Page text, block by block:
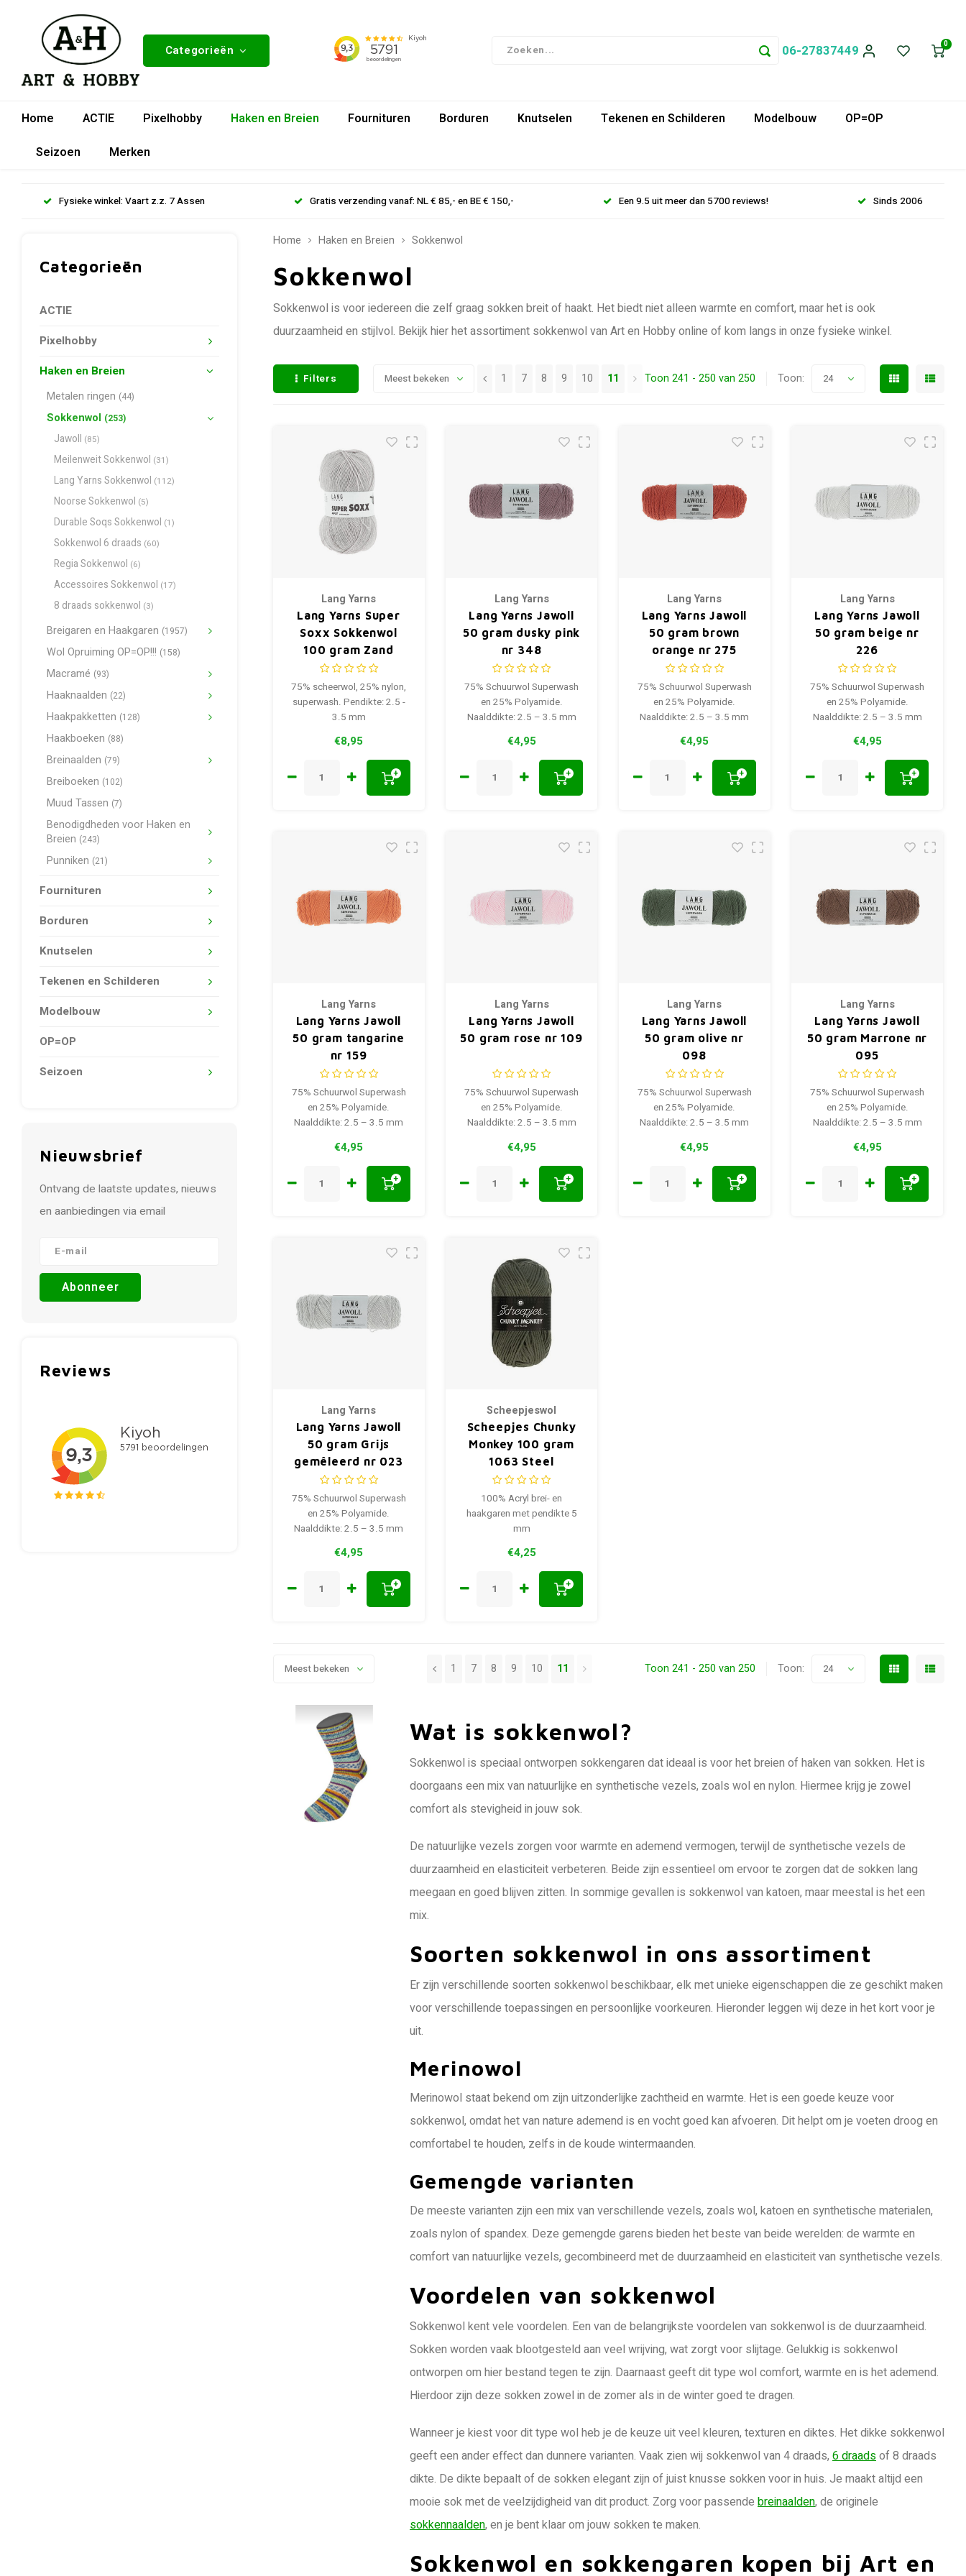
Categorieën 06-27837449 0
Home ACTIE Pixelhobby Haken en Breien Fournituren Borduren Knutselen Tekenen en Schilderen Modelbouw
OP=OP
Seizoen
Merken
Fysieke winkel: Vaart z.z. 7 Assen Gratis verzending vanaf: NL € 85,- en BE € 150,- Een 9.5 uit meer dan 5700 reviews! Sinds 2006
Categorieën
ACTIE
Pixelhobby
Haken en Breien
Metalen ringen (44)
Sokkenwol (253)
Jawoll (85)
Meilenweit Sokkenwol (31)
Lang Yarns Sokkenwol (112)
Noorse Sokkenwol (5)
Durable Soqs Sokkenwol (1)
Sokkenwol 6 draads (60)
Regia Sokkenwol (6)
Accessoires Sokkenwol (17)
8 draads sokkenwol (3)
Breigaren en Haakgaren (1957)
Wol Opruiming OP=OP!!! (158)
Macramé (93)
Haaknaalden (22)
Haakpakketten (128)
Haakboeken (88)
Breinaalden (79)
Breiboeken (102)
Muud Tassen (7)
Benodigdheden voor Haken en
Breien (243)
Punniken (21)
Fournituren
Borduren
Knutselen
Tekenen en Schilderen
Modelbouw
OP=OP
Seizoen
Nieuwsbrief
Ontvang de laatste updates, nieuws
en aanbiedingen via email
Abonneer
Reviews
Home Haken en Breien Sokkenwol
Sokkenwol
Sokkenwol is voor iedereen die zelf graag sokken breit of haakt. Het biedt niet alleen warmte en comfort, maar het is ook
duurzaamheid en stijlvol. Bekijk hier het assortiment sokkenwol van Art en Hobby online of kom langs in onze fysieke winkel.
Filters Meest bekeken 1 7 8 9 10 11 Toon 241 - 250 van 250 Toon: 24
Lang Yarns
Lang Yarns Super
Soxx Sokkenwol
100 gram Zand
0022
75% scheerwol, 25% nylon,
superwash. Pendikte: 2.5 -
3.5 mm
€8,95
+
Lang Yarns
Lang Yarns Jawoll
50 gram dusky pink
nr 348
75% Schuurwol Superwash
en 25% Polyamide.
Naalddikte: 2.5 – 3.5 mm
€4,95
+
Lang Yarns
Lang Yarns Jawoll
50 gram brown
orange nr 275
75% Schuurwol Superwash
en 25% Polyamide.
Naalddikte: 2.5 – 3.5 mm
€4,95
+
Lang Yarns
Lang Yarns Jawoll
50 gram beige nr
226
75% Schuurwol Superwash
en 25% Polyamide.
Naalddikte: 2.5 – 3.5 mm
€4,95
+
Lang Yarns
Lang Yarns Jawoll
50 gram tangarine
nr 159
75% Schuurwol Superwash
en 25% Polyamide.
Naalddikte: 2.5 – 3.5 mm
€4,95
+
Lang Yarns
Lang Yarns Jawoll
50 gram rose nr 109
75% Schuurwol Superwash
en 25% Polyamide.
Naalddikte: 2.5 – 3.5 mm
€4,95
+
Lang Yarns
Lang Yarns Jawoll
50 gram olive nr
098
75% Schuurwol Superwash
en 25% Polyamide.
Naalddikte: 2.5 – 3.5 mm
€4,95
+
Lang Yarns
Lang Yarns Jawoll
50 gram Marrone nr
095
75% Schuurwol Superwash
en 25% Polyamide.
Naalddikte: 2.5 – 3.5 mm
€4,95
+
Lang Yarns
Lang Yarns Jawoll
50 gram Grijs
gemêleerd nr 023
75% Schuurwol Superwash
en 25% Polyamide.
Naalddikte: 2.5 – 3.5 mm
€4,95
+
Scheepjeswol
Scheepjes Chunky
Monkey 100 gram
1063 Steel
100% Acryl brei- en
haakgaren met pendikte 5
mm
€4,25
+
Meest bekeken 1 7 8 9 10 11 Toon 241 - 250 van 250 Toon: 24
Wat is sokkenwol?
Sokkenwol is speciaal ontworpen sokkengaren dat ideaal is voor het breien of haken van sokken. Het is
doorgaans een mix van natuurlijke en synthetische vezels, zoals wol en nylon. Hiermee krijg je zowel
comfort als stevigheid in jouw sok.
De natuurlijke vezels zorgen voor warmte en ademend vermogen, terwijl de synthetische vezels de
duurzaamheid en elasticiteit verbeteren. Beide zijn essentieel om ervoor te zorgen dat de sokken lang
meegaan en goed blijven zitten. In sommige gevallen is sokkenwol van katoen, maar meestal is het een
mix.
Soorten sokkenwol in ons assortiment
Er zijn verschillende soorten sokkenwol beschikbaar, elk met unieke eigenschappen die ze geschikt maken
voor verschillende toepassingen en persoonlijke voorkeuren. Hieronder leggen wij deze in het kort voor je
uit.
Merinowol
Merinowol staat bekend om zijn uitzonderlijke zachtheid en warmte. Het is een goede keuze voor
sokkenwol, omdat het van nature ademend is en vocht goed kan afvoeren. Dit helpt om je voeten droog en
comfortabel te houden, zelfs in de koude wintermaanden.
Gemengde varianten
De meeste varianten zijn een mix van verschillende vezels, zoals wol, katoen en synthetische materialen,
zoals nylon of spandex. Deze gemengde garens bieden het beste van beide werelden: de warmte en
comfort van natuurlijke vezels, gecombineerd met de duurzaamheid en elasticiteit van synthetische vezels.
Voordelen van sokkenwol
Sokkenwol kent vele voordelen. Een van de belangrijkste voordelen van sokkenwol is de duurzaamheid.
Sokken worden vaak blootgesteld aan veel wrijving, wat zorgt voor slijtage. Gelukkig is sokkenwol
ontworpen om hier bestand tegen te zijn. Daarnaast geeft dit type wol comfort, warmte en is het ademend.
Hierdoor zijn deze sokken zowel in de zomer als in de winter goed te dragen.
Wanneer je kiest voor dit type wol heb je de keuze uit veel kleuren, texturen en diktes. Het dikke sokkenwol
geeft een ander effect dan dunnere varianten. Vaak zien wij sokkenwol van 4 draads, 6 draadsof 8 draads
dikte. De dikte bepaalt of de sokken elegant zijn of juist knusse sokken voor in huis. Je maakt altijd een
mooie sok met de veelzijdigheid van dit product. Zorg voor passende breinaalden, de originele
sokkennaalden, en je bent klaar om jouw sokken te maken.
Sokkenwol en sokkengaren kopen bij Art en